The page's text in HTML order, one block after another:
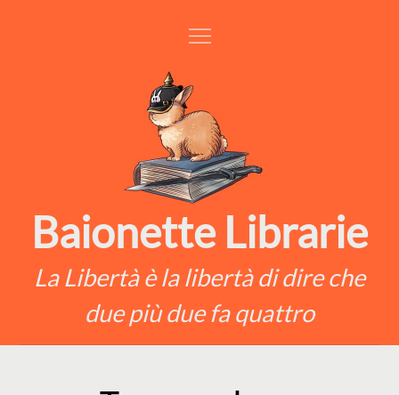
Baionette Librarie
La Libertà è la libertà di dire che
due più due fa quattro